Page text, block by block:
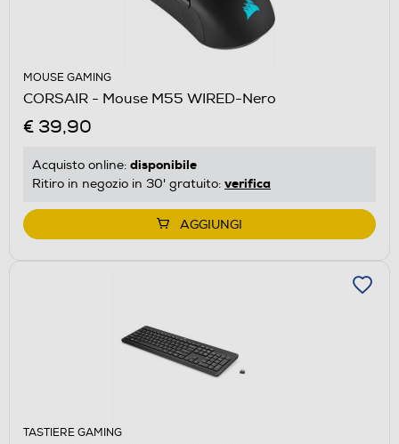
MOUSE GAMING
CORSAIR - Mouse M55 WIRED-Nero
€ 39,90
Acquisto online: disponibile
Ritiro in negozio in 30' gratuito: verifica
AGGIUNGI
TASTIERE GAMING